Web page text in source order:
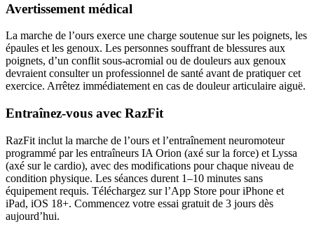
Avertissement médical
La marche de l’ours exerce une charge soutenue sur les poignets, les
épaules et les genoux. Les personnes souffrant de blessures aux
poignets, d’un conflit sous-acromial ou de douleurs aux genoux
devraient consulter un professionnel de santé avant de pratiquer cet
exercice. Arrêtez immédiatement en cas de douleur articulaire aiguë.
Entraînez-vous avec RazFit
RazFit inclut la marche de l’ours et l’entraînement neuromoteur
programmé par les entraîneurs IA Orion (axé sur la force) et Lyssa
(axé sur le cardio), avec des modifications pour chaque niveau de
condition physique. Les séances durent 1–10 minutes sans
équipement requis. Téléchargez sur l’App Store pour iPhone et
iPad, iOS 18+. Commencez votre essai gratuit de 3 jours dès
aujourd’hui.